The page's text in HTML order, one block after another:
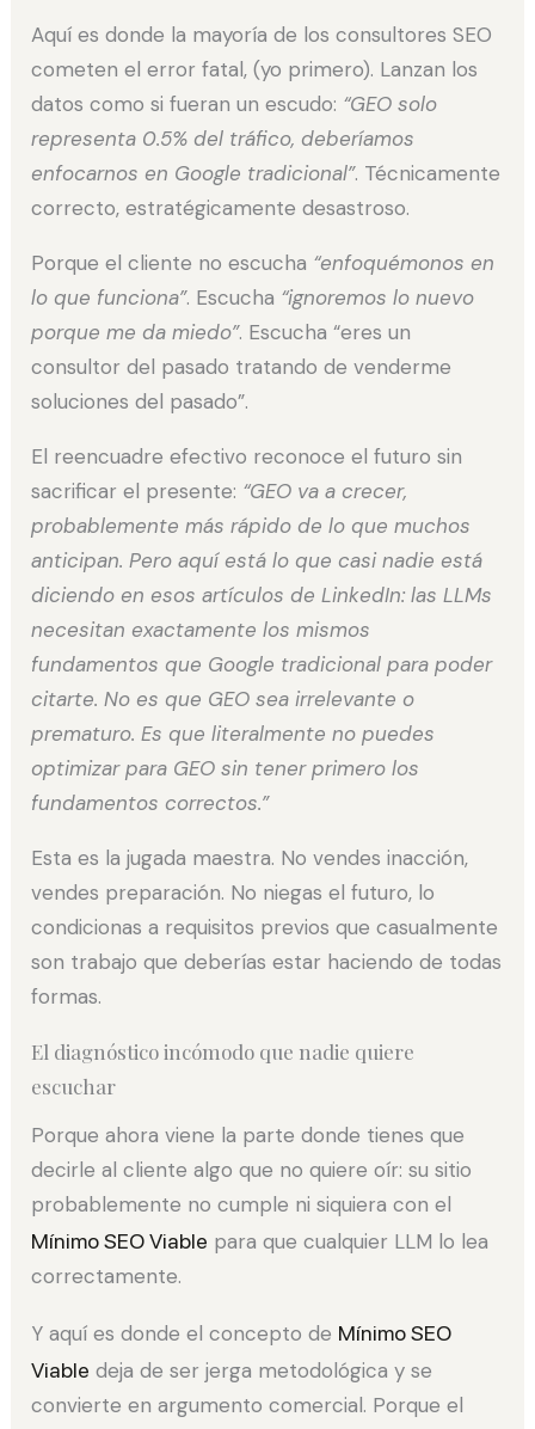
Aquí es donde la mayoría de los consultores SEO
cometen el error fatal, (yo primero). Lanzan los
datos como si fueran un escudo: “GEO solo
representa 0.5% del tráfico, deberíamos
enfocarnos en Google tradicional”. Técnicamente
correcto, estratégicamente desastroso.
Porque el cliente no escucha “enfoquémonos en
lo que funciona”. Escucha “ignoremos lo nuevo
porque me da miedo”. Escucha “eres un
consultor del pasado tratando de venderme
soluciones del pasado”.
El reencuadre efectivo reconoce el futuro sin
sacrificar el presente: “GEO va a crecer,
probablemente más rápido de lo que muchos
anticipan. Pero aquí está lo que casi nadie está
diciendo en esos artículos de LinkedIn: las LLMs
necesitan exactamente los mismos
fundamentos que Google tradicional para poder
citarte. No es que GEO sea irrelevante o
prematuro. Es que literalmente no puedes
optimizar para GEO sin tener primero los
fundamentos correctos.”
Esta es la jugada maestra. No vendes inacción,
vendes preparación. No niegas el futuro, lo
condicionas a requisitos previos que casualmente
son trabajo que deberías estar haciendo de todas
formas.
El diagnóstico incómodo que nadie quiere
escuchar
Porque ahora viene la parte donde tienes que
decirle al cliente algo que no quiere oír: su sitio
probablemente no cumple ni siquiera con el
Mínimo SEO Viable para que cualquier LLM lo lea
correctamente.
Y aquí es donde el concepto de Mínimo SEO
Viable deja de ser jerga metodológica y se
convierte en argumento comercial. Porque el